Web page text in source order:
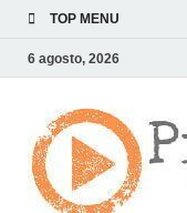
TOP MENU
6 agosto, 2026